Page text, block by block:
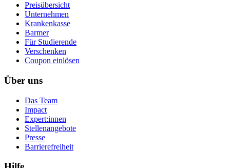
Preisübersicht
Unternehmen
Krankenkasse
Barmer
Für Studierende
Ver­schen­ken
Coupon einlösen
Über uns
Das Team
Impact
Expert:innen
Stellenangebote
Presse
Barrierefreiheit